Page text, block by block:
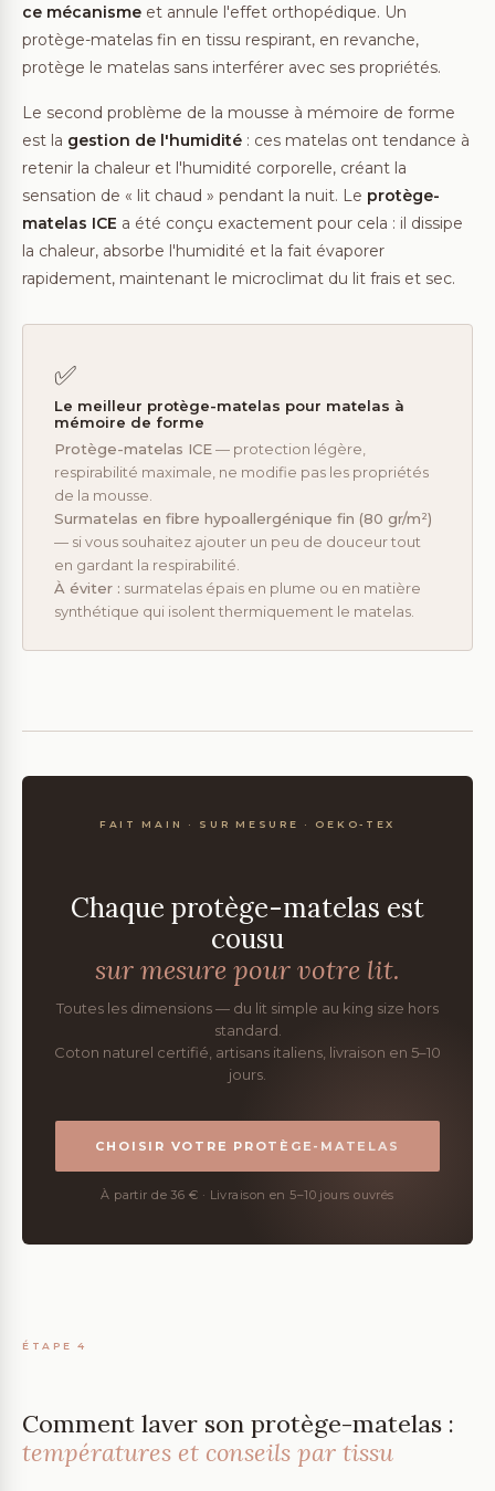
ce mécanisme et annule l'effet orthopédique. Un
protège-matelas fin en tissu respirant, en revanche,
protège le matelas sans interférer avec ses propriétés.
Le second problème de la mousse à mémoire de forme
est la gestion de l'humidité : ces matelas ont tendance à
retenir la chaleur et l'humidité corporelle, créant la
sensation de « lit chaud » pendant la nuit. Le protège-
matelas ICE a été conçu exactement pour cela : il dissipe
la chaleur, absorbe l'humidité et la fait évaporer
rapidement, maintenant le microclimat du lit frais et sec.
✅
Le meilleur protège-matelas pour matelas à
mémoire de forme
Protège-matelas ICE— protection légère,
respirabilité maximale, ne modifie pas les propriétés
de la mousse.
Surmatelas en fibre hypoallergénique fin (80 gr/m²)
— si vous souhaitez ajouter un peu de douceur tout
en gardant la respirabilité.
À éviter : surmatelas épais en plume ou en matière
synthétique qui isolent thermiquement le matelas.
FAIT MAIN · SUR MESURE · OEKO-TEX
Chaque protège-matelas est
cousu
sur mesure pour votre lit.
Toutes les dimensions — du lit simple au king size hors
standard.
Coton naturel certifié, artisans italiens, livraison en 5–10
jours.
CHOISIR VOTRE PROTÈGE-MATELAS
À partir de 36 € · Livraison en 5–10 jours ouvrés
ÉTAPE 4
Comment laver son protège-matelas :
températures et conseils par tissu